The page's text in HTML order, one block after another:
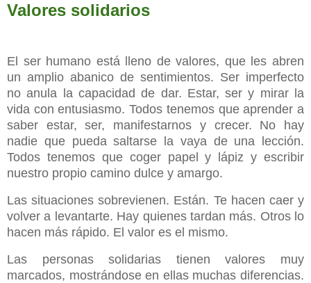
Valores solidarios
El ser humano está lleno de valores, que les abren
un amplio abanico de sentimientos. Ser imperfecto
no anula la capacidad de dar. Estar, ser y mirar la
vida con entusiasmo. Todos tenemos que aprender a
saber estar, ser, manifestarnos y crecer. No hay
nadie que pueda saltarse la vaya de una lección.
Todos tenemos que coger papel y lápiz y escribir
nuestro propio camino dulce y amargo.
Las situaciones sobrevienen. Están. Te hacen caer y
volver a levantarte. Hay quienes tardan más. Otros lo
hacen más rápido. El valor es el mismo.
Las personas solidarias tienen valores muy
marcados, mostrándose en ellas muchas diferencias.